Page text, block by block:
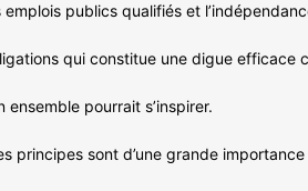
publics qualifiés et
qui constitue une digue efficace
pourrait s’inspirer.
principes sont d’une grande